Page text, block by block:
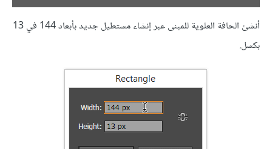
أنشئ الحافة العلوية للمبنى عبر إنشاء مستطيل جديد بأبعاد 144 في 13
بكسل.